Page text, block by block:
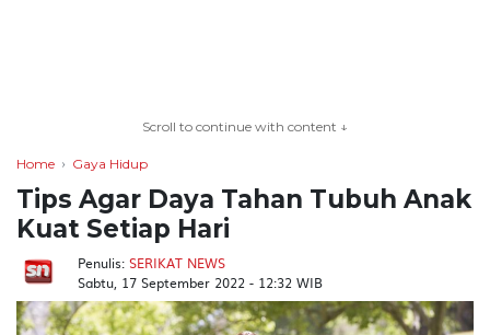
Scroll to continue with content ↓
Home Gaya Hidup
Tips Agar Daya Tahan Tubuh Anak
Kuat Setiap Hari
Penulis: SERIKAT NEWS
Sabtu, 17 September 2022 - 12:32 WIB